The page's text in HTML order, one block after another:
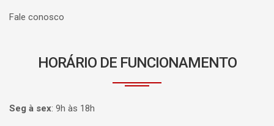
Fale conosco
HORÁRIO DE FUNCIONAMENTO
Seg à sex: 9h às 18h